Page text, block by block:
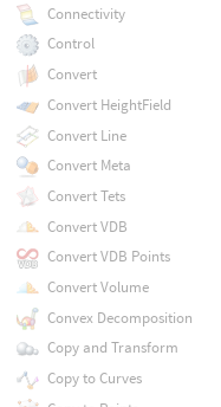
Connectivity
Control
Convert
Convert HeightField
Convert Line
Convert Meta
Convert Tets
Convert VDB
Convert VDB Points
Convert Volume
Convex Decomposition
Copy and Transform
Copy to Curves